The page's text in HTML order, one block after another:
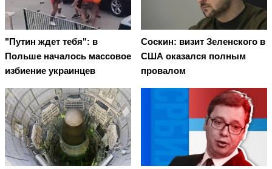
"Путин ждет тебя": в
Польше началось массовое
избиение украинцев
Соскин: визит Зеленского в
США оказался полным
провалом